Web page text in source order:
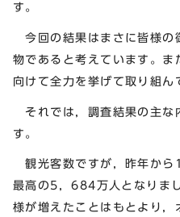
す。
今回の結果はまさに皆様の
物であると考えています。ま
向けて全力を挙げて取り組ん
それでは，調査結果の主な
す。
観光客数ですが，昨年か
最高の5，684万人となりま
様が増えたことはもとより，